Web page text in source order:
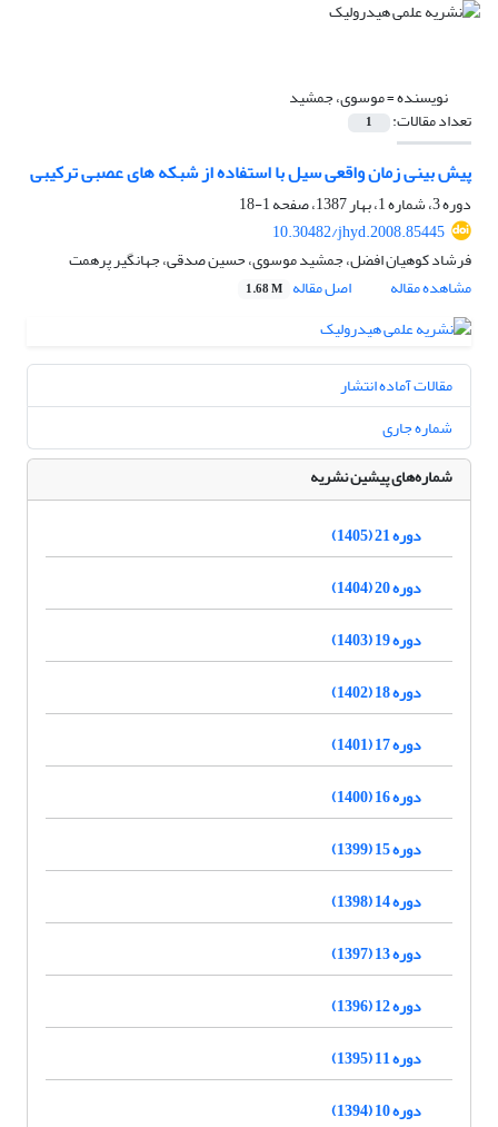
نویسنده =موسوی، جمشید
تعداد مقالات: 1
پیش بینی زمان واقعی سیل با استفاده از شبکه های عصبی ترکیبی
دوره 3، شماره 1، بهار 1387، صفحه
1-18
10.30482/jhyd.2008.85445
فرشاد کوهیان افضل، جمشید موسوی، حسین صدقی، جهانگیر پرهمت
مشاهده مقاله
اصل مقاله 1.68 M
مقالات آماده انتشار
شماره جاری
شماره‌های پیشین نشریه
دوره 21 (1405)
دوره 20 (1404)
دوره 19 (1403)
دوره 18 (1402)
دوره 17 (1401)
دوره 16 (1400)
دوره 15 (1399)
دوره 14 (1398)
دوره 13 (1397)
دوره 12 (1396)
دوره 11 (1395)
دوره 10 (1394)